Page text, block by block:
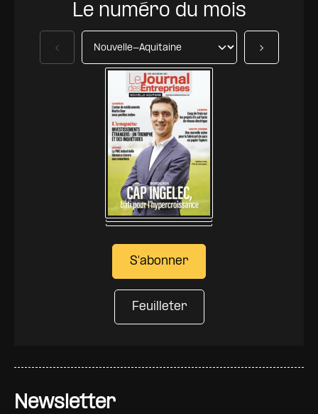
Newsletter
Le numéro du mois
S'abonner
Feuilleter
Précédent Suivant